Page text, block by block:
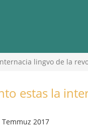
lingvo de la
estas la
Temmuz 2017